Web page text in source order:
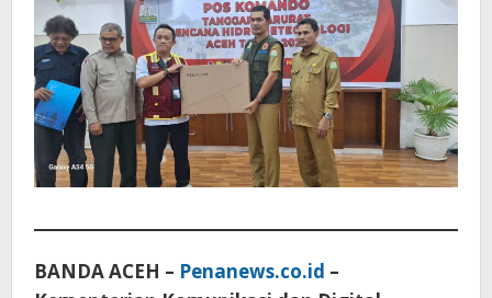
BANDA ACEH – Penanews.co.id –